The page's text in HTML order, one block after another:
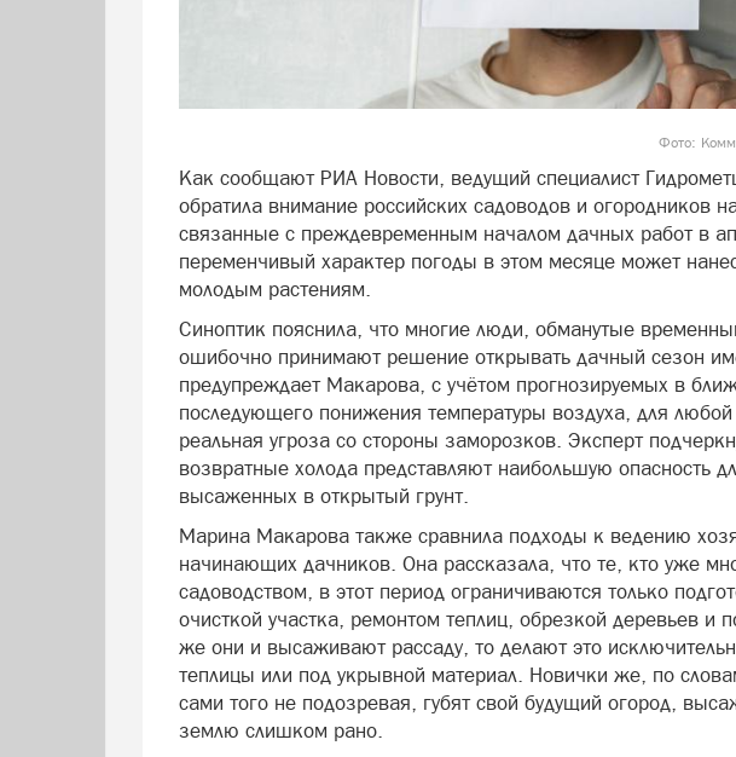
Фото:
Как сообщают РИА Новости, ведущий специалист
обратила внимание российских садоводов и огородников
связанные с преждевременным началом дачных работ в
переменчивый характер погоды в этом месяце может
молодым растениям.
Синоптик пояснила, что многие люди, обманутые
ошибочно принимают решение открывать дачный сезон
предупреждает Макарова, с учётом прогнозируемых в
последующего понижения температуры воздуха, для любой
реальная угроза со стороны заморозков. Эксперт
возвратные холода представляют наибольшую опасность
высаженных в открытый грунт.
Марина Макарова также сравнила подходы к ведению
начинающих дачников. Она рассказала, что те, кто уже
садоводством, в этот период ограничиваются только
очисткой участка, ремонтом теплиц, обрезкой деревьев и
же они и высаживают рассаду, то делают это
теплицы или под укрывной материал. Новички же, по
сами того не подозревая, губят свой будущий огород,
землю слишком рано.